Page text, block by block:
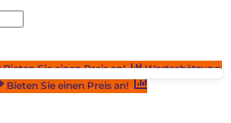
Bieten Sie einen Preis an!
Wertschätzung
Bieten Sie einen Preis an!